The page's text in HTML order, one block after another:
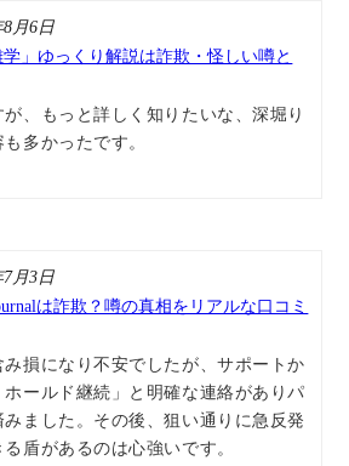
8月6日
学」ゆっくり解説は詐欺・怪しい噂と
、もっと詳しく知りたいな、深堀り
多かったです。
7月3日
は詐欺？噂の真相をリアルな口コミ
損になり不安でしたが、サポートか
ールド継続」と明確な連絡がありパ
ました。その後、狙い通りに急反発
盾があるのは心強いです。